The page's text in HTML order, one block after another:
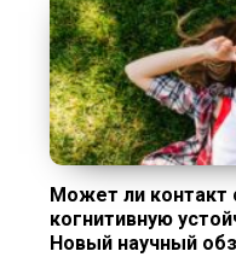
Может ли контакт
когнитивную
Новый научный